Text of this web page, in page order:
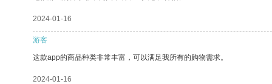
2024-01-16
游客
这款app的商品种类非常丰富，可以满足我所有的购物需求。
2024-01-16